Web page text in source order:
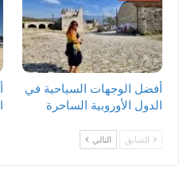
أفضل الوجهات السياحية في
الدول الأوروبية الساحرة
السابق التالي